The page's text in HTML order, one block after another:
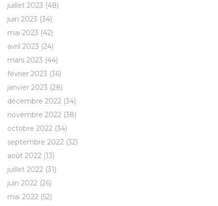
juillet 2023 (48)
juin 2023 (34)
mai 2023 (42)
avril 2023 (24)
mars 2023 (44)
février 2023 (36)
janvier 2023 (28)
décembre 2022 (34)
novembre 2022 (38)
octobre 2022 (34)
septembre 2022 (32)
août 2022 (13)
juillet 2022 (31)
juin 2022 (26)
mai 2022 (52)